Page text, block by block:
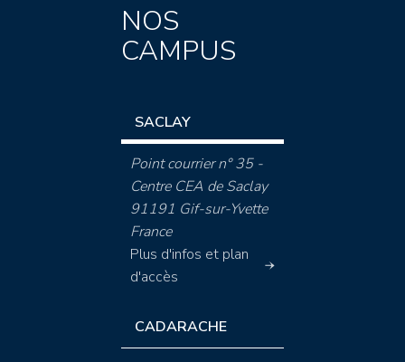
NOS
CAMPUS
SACLAY
Point courrier n° 35 -
Centre CEA de Saclay
91191 Gif-sur-Yvette
France
Plus d'infos et plan
d'accès
CADARACHE